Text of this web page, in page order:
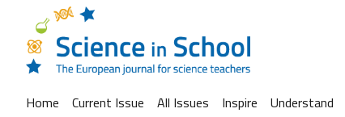
Home Current Issue All Issues Inspire Understand